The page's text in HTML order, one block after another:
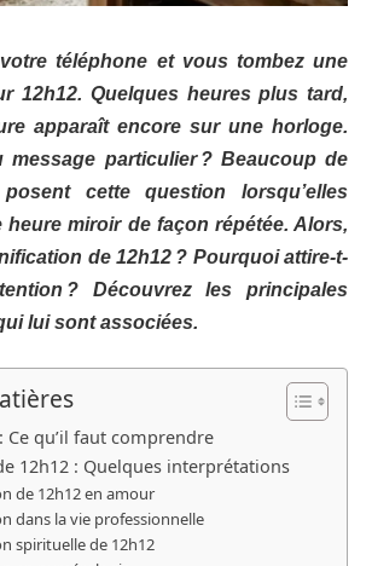
téléphone et vous tombez une
12h12. Quelques heures plus tard,
apparaît encore sur une horloge.
message particulier ? Beaucoup de
cette question lorsqu’elles
heure miroir de façon répétée. Alors,
de 12h12 ? Pourquoi attire-t-
? Découvrez les principales
lui sont associées.
qu’il faut comprendre
12h12 : Quelques interprétations
de 12h12 en amour
dans la vie professionnelle
spirituelle de 12h12